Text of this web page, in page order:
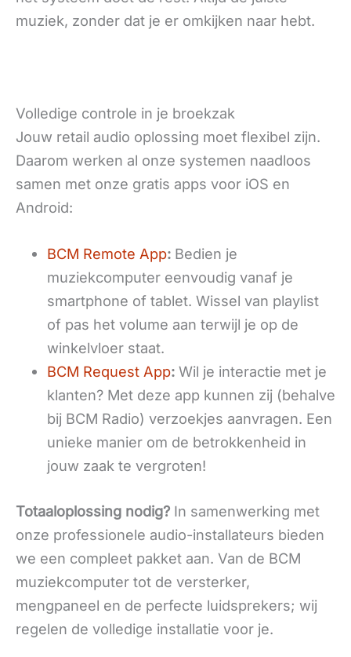
muziek, zonder dat je er omkijken naar hebt.
Volledige controle in je broekzak
Jouw retail audio oplossing moet flexibel zijn.
Daarom werken al onze systemen naadloos
samen met onze gratis apps voor iOS en
Android:
BCM Remote App: Bedien je
muziekcomputer eenvoudig vanaf je
smartphone of tablet. Wissel van playlist
of pas het volume aan terwijl je op de
winkelvloer staat.
BCM Request App: Wil je interactie met je
klanten? Met deze app kunnen zij (behalve
bij BCM Radio) verzoekjes aanvragen. Een
unieke manier om de betrokkenheid in
jouw zaak te vergroten!
Totaaloplossing nodig? In samenwerking met
onze professionele audio-installateurs bieden
we een compleet pakket aan. Van de BCM
muziekcomputer tot de versterker,
mengpaneel en de perfecte luidsprekers; wij
regelen de volledige installatie voor je.